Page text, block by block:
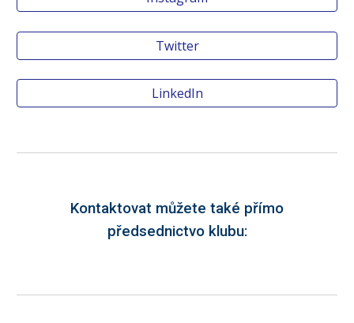
Twitter
LinkedIn
Kontaktovat můžete také přímo
předsednictvo klubu: